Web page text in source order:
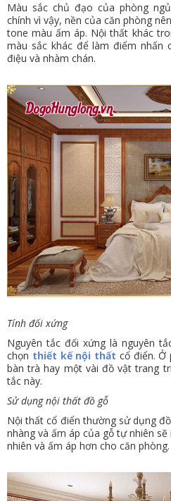
Màu sắc chủ đạo của phòng
chính vì vậy, nền của căn phòng
tone màu ấm áp. Nội thất khác
màu sắc khác để làm điểm nhấn
điệu và nhàm chán.
Tính đối xứng
Nguyên tắc đối xứng là nguyên
chọn thiết kế nội thất cổ điển.
bàn trà hay một vài đồ vật trang
tắc này.
Sử dụng nội thất đồ gỗ
Nội thất cổ điển thường sử dụng
nhàng và ấm áp của gỗ tự nhiên
nhiên và ấm áp hơn cho căn phòng.